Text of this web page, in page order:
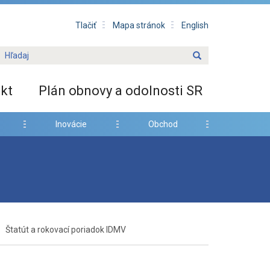
Tlačiť Mapa stránok English
Plán obnovy a odolnosti SR
Inovácie Obchod
Štatút a rokovací poriadok IDMV